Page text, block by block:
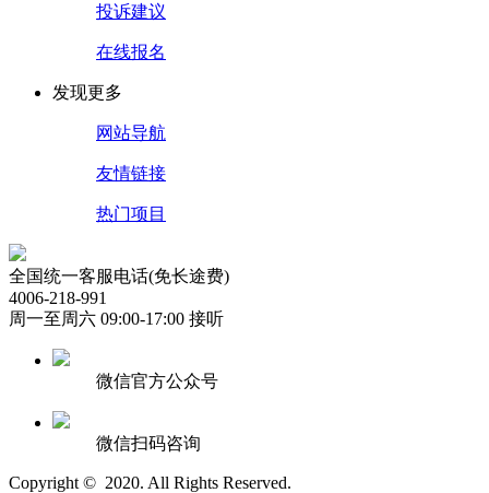
投诉建议
在线报名
发现更多
网站导航
友情链接
热门项目
全国统一客服电话(免长途费)
4006-218-991
周一至周六 09:00-17:00 接听
微信官方公众号
微信扫码咨询
Copyright © 2020. All Rights Reserved.